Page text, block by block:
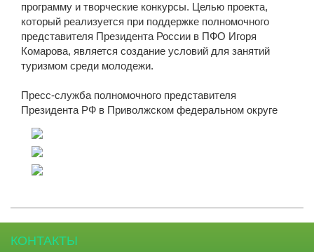
программу и творческие конкурсы. Целью проекта,
который реализуется при поддержке полномочного
представителя Президента России в ПФО Игоря
Комарова, является создание условий для занятий
туризмом среди молодежи.
Пресс-служба полномочного представителя
Президента РФ в Приволжском федеральном округе
КОНТАКТЫ